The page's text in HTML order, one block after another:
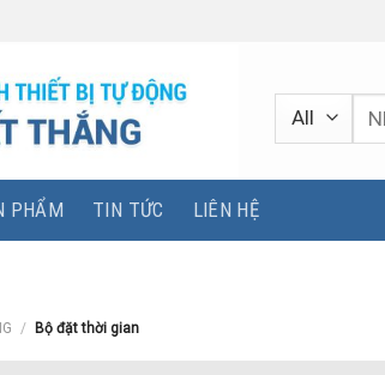
Tìm
PHẨM TIN TỨC LIÊN HỆ
/ Bộ đặt thời gian